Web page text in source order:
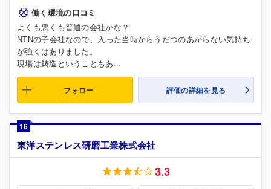
働く環境の口コミ
よくも悪くも普通の会社かな？
NTNの子会社なので、入った当時からうだつのあがらない気持ち
が強くはありました。
現場は鋳造ということもあ...
フォロー 評価の詳細を見る
16
東洋ステンレス研磨工業株式会社
3.3